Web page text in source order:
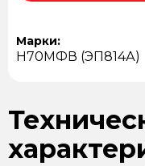
Марки:
Н70МФВ (ЭП814А)